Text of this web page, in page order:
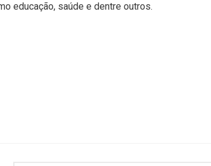
educação, saúde e dentre outros.